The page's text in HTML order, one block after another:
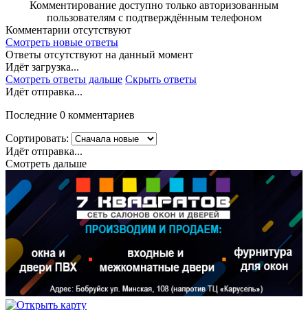
Комментирование доступно только авторизованным
пользователям с подтверждённым телефоном
Комментарии отсутствуют
Смотреть новые ответы
Ответы отсутствуют на данный момент
Идёт загрузка...
Смотреть ответы дальше Скрыть ответы
Идёт отправка...
Последние 0 комментариев
Сортировать:
Идёт отправка...
Смотреть дальше